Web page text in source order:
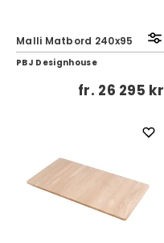
Malli Matbord 240x95
PBJ Designhouse
fr. 26 295 kr